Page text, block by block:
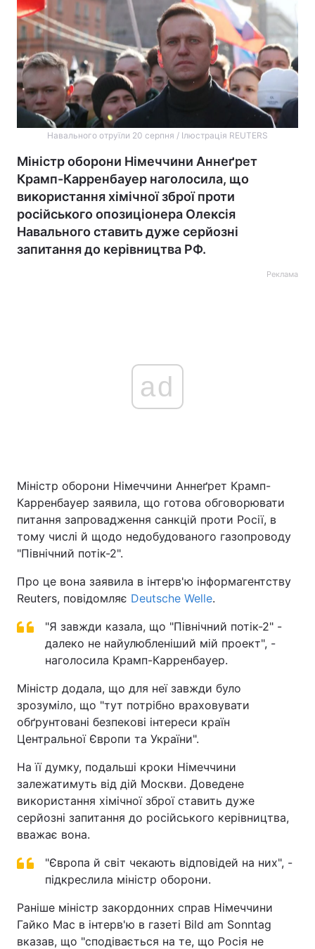
Навального отруїли 20 серпня / Ілюстрація REUTERS
Міністр оборони Німеччини Аннеґрет
Крамп-Карренбауер наголосила, що
використання хімічної зброї проти
російського опозиціонера Олексія
Навального ставить дуже серйозні
запитання до керівництва РФ.
Реклама
ad
Міністр оборони Німеччини Аннеґрет Крамп-
Карренбауер заявила, що готова обговорювати
питання запровадження санкцій проти Росії, в
тому числі й щодо недобудованого газопроводу
"Північний потік-2".
Про це вона заявила в інтерв'ю інформагентству
Reuters, повідомляє Deutsche Welle.
"Я завжди казала, що "Північний потік-2" -
далеко не найулюбленіший мій проект", -
наголосила Крамп-Карренбауер.
Міністр додала, що для неї завжди було
зрозуміло, що "тут потрібно враховувати
обґрунтовані безпекові інтереси країн
Центральної Європи та України".
На її думку, подальші кроки Німеччини
залежатимуть від дій Москви. Доведене
використання хімічної зброї ставить дуже
серйозні запитання до російського керівництва,
вважає вона.
"Європа й світ чекають відповідей на них", -
підкреслила міністр оборони.
Раніше міністр закордонних справ Німеччини
Гайко Мас в інтерв'ю в газеті Bild am Sonntag
вказав, що "сподівається на те, що Росія не